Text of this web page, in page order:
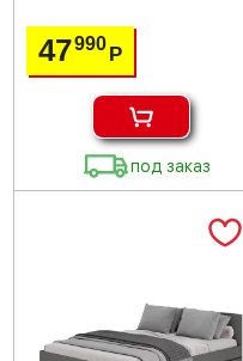
47990Р
под заказ